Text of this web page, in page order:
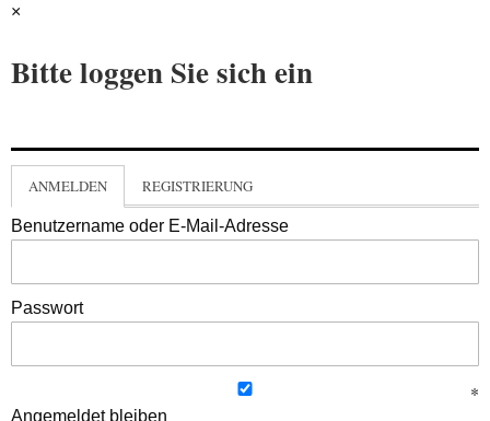
×
Bitte loggen Sie sich ein
ANMELDEN REGISTRIERUNG
Benutzername oder E-Mail-Adresse
Passwort
Angemeldet bleiben